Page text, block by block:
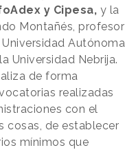
y Cipesa, y la
Montañés, profesor
Autónoma
Universidad Nebrija.
de forma
realizadas
con el
cosas, de establecer
mínimos que